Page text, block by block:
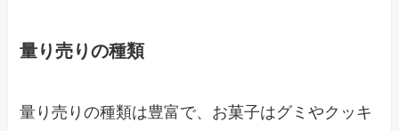
量り売りの種類
量り売りの種類は豊富で、お菓子はグミやクッキ